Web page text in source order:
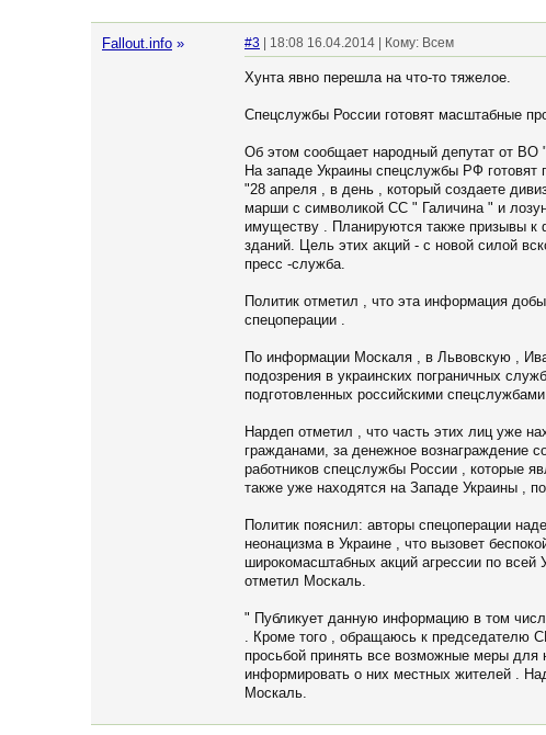
Fallout.info » #3 | 18:08 16.04.2014 | Кому: Всем
Хунта явно перешла на что-то тяжелое.
Спецслужбы России готовят масштабные
Об этом сообщает народный депутат от ВО
На западе Украины спецслужбы РФ готовят
"28 апреля , в день , который создаете
марши с символикой СС " Галичина " и
имуществу . Планируются также призывы к
зданий. Цель этих акций - с новой силой
пресс -служба.
Политик отметил , что эта информация
спецоперации .
По информации Москаля , в Львовскую ,
подозрения в украинских пограничных
подготовленных российскими
Нардеп отметил , что часть этих лиц уже
гражданами, за денежное вознаграждение
работников спецслужбы России , которые
также уже находятся на Западе Украины ,
Политик пояснил: авторы спецоперации
неонацизма в Украине , что вызовет
широкомасштабных акций агрессии по
отметил Москаль.
" Публикует данную информацию в том
. Кроме того , обращаюсь к председателю
просьбой принять все возможные меры для
информировать о них местных жителей .
Москаль.